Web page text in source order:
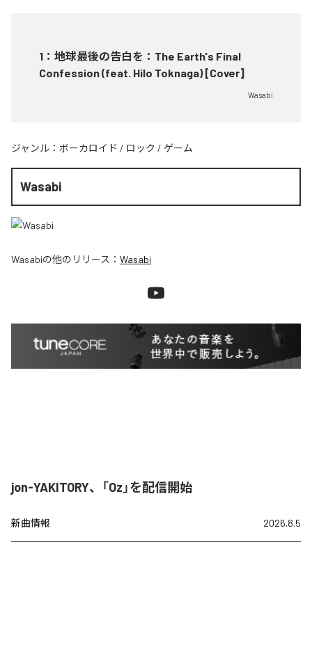
1 ： 地球最後の告白を：The Earth's Final
Confession (feat. Hilo Toknaga) [Cover]
Wasabi
ジャンル： ボーカロイド / ロック / ゲーム
Wasabi
Wasabiの他のリリース： Wasabi
jon-YAKITORY、「Oz」を配信開始
新曲情報 2026.8.5